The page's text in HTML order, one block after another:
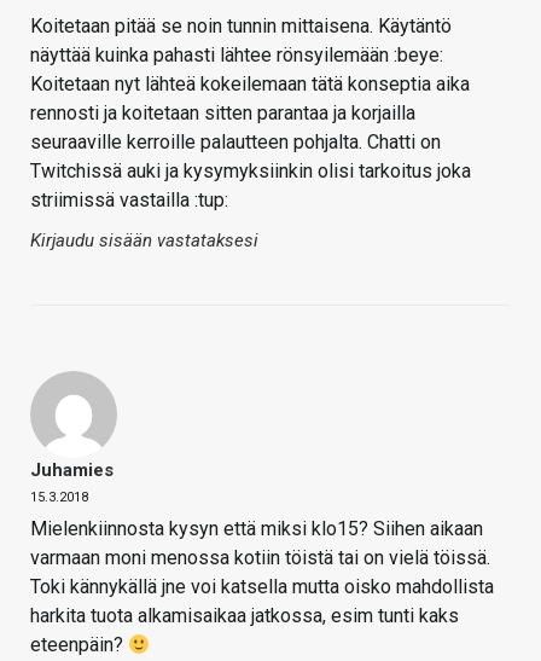
Koitetaan pitää se noin tunnin mittaisena. Käytäntö
näyttää kuinka pahasti lähtee rönsyilemään :beye:
Koitetaan nyt lähteä kokeilemaan tätä konseptia aika
rennosti ja koitetaan sitten parantaa ja korjailla
seuraaville kerroille palautteen pohjalta. Chatti on
Twitchissä auki ja kysymyksiinkin olisi tarkoitus joka
striimissä vastailla :tup:
Kirjaudu sisään vastataksesi
Juhamies
15.3.2018
Mielenkiinnosta kysyn että miksi klo15? Siihen aikaan
varmaan moni menossa kotiin töistä tai on vielä töissä.
Toki kännykällä jne voi katsella mutta oisko mahdollista
harkita tuota alkamisaikaa jatkossa, esim tunti kaks
eteenpäin?